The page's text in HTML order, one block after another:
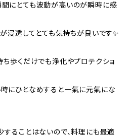
にとても波動が高いのが瞬時に感
浸透してとても気持ちが良いです✨
ち歩くだけでも浄化やプロテクショ
にひとなめすると一氣に元氣にな
することはないので、料理にも最適